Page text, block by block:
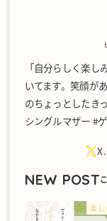
「自分らしく楽
いてます。笑顔が
のちょっとした
シングルマザー #
NEW POST
楽し